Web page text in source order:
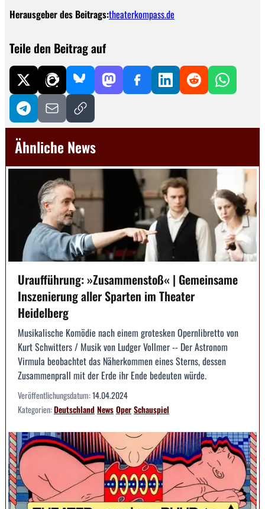
Herausgeber des Beitrags:theaterkompass.de
Teile den Beitrag auf
Ähnliche News
Uraufführung: »Zusammenstoß« | Gemeinsame
Inszenierung aller Sparten im Theater
Heidelberg
Musikalische Komödie nach einem grotesken Opernlibretto von
Kurt Schwitters / Musik von Ludger Vollmer -- Der Astronom
Virmula beobachtet das Näherkommen eines Sterns, dessen
Zusammenprall mit der Erde ihr Ende bedeuten würde.
Veröffentlichungsdatum:14.04.2024
Kategorien:DeutschlandNewsOperSchauspiel